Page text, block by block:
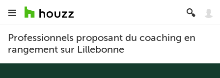
Professionnels proposant du coaching en
rangement sur Lillebonne